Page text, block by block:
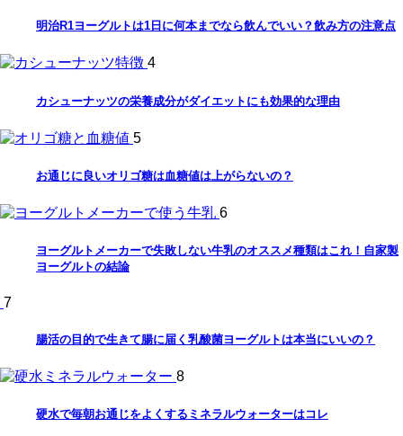
明治R1ヨーグルトは1日に何本までなら飲んでいい？飲み方の注意点
4
カシューナッツの栄養成分がダイエットにも効果的な理由
5
お通じに良いオリゴ糖は血糖値は上がらないの？
6
ヨーグルトメーカーで失敗しない牛乳のオススメ種類はこれ！自家製
ヨーグルトの結論
7
腸活の目的で生きて腸に届く乳酸菌ヨーグルトは本当にいいの？
8
硬水で毎朝お通じをよくするミネラルウォーターはコレ